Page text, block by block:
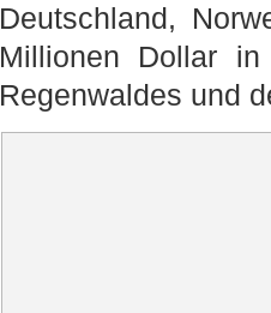
Deutschland,
Millionen Dollar
Regenwaldes und